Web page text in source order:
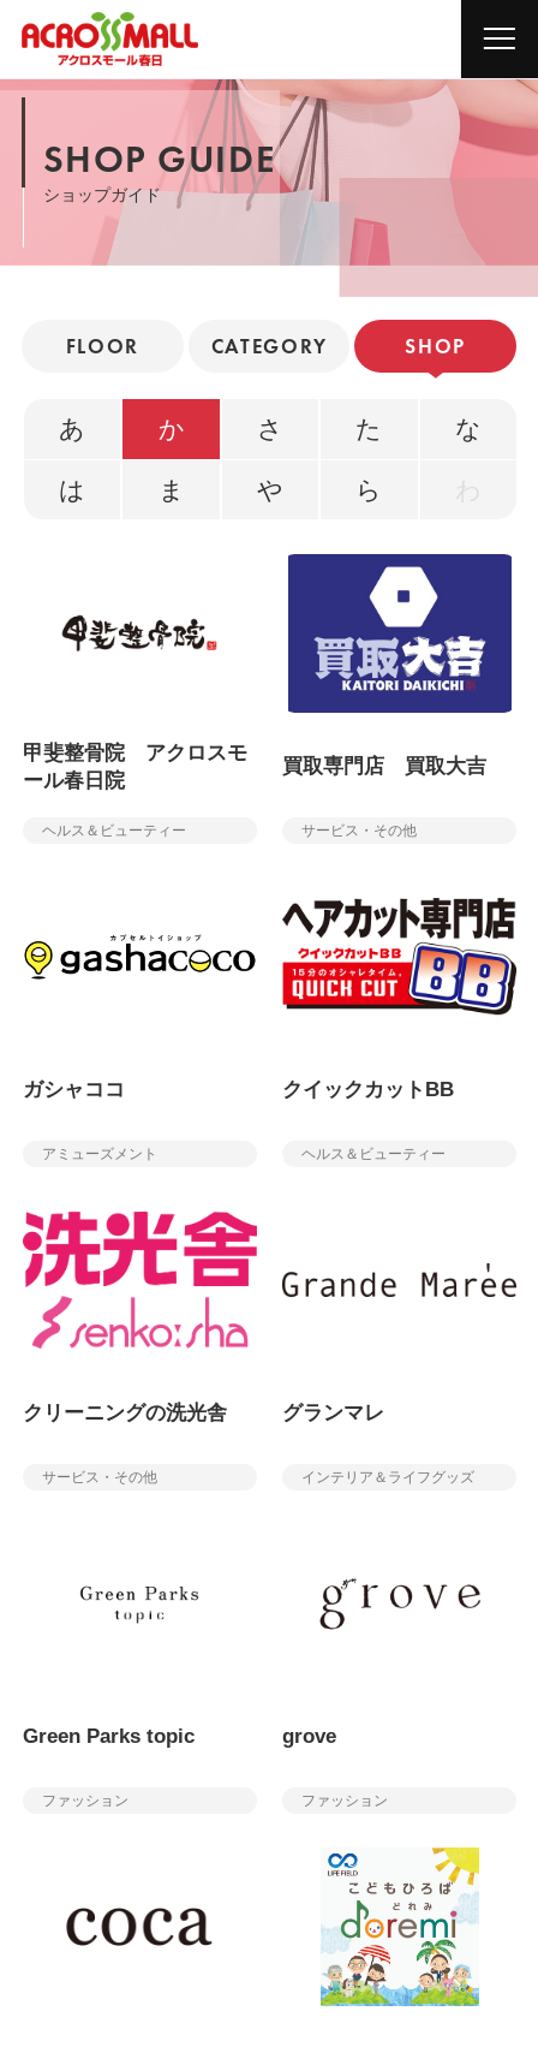
SHOP GUIDE
ショップガイド
FLOOR CATEGORY SHOP
あ か さ た な
は ま や ら
甲斐整骨院 アクロスモ
ール春日院
ヘルス＆ビューティー
買取専門店 買取大吉
サービス・その他
ガシャココ
アミューズメント
クイックカットBB
ヘルス＆ビューティー
クリーニングの洗光舎
サービス・その他
グランマレ
インテリア＆ライフグッズ
Green Parks topic
ファッション
grove
ファッション